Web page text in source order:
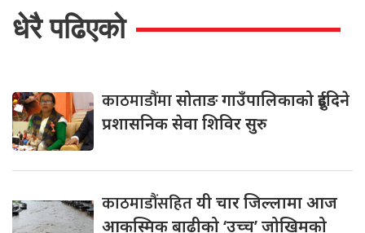
धेरै पढिएको
काठमाडौंमासोताङ गाउँपालिकाको दुईदिने
प्रशासनिक सेवा शिविर सुरु
काठमाडौंसहितयी चार जिल्लामा आज
आकस्मिक बाढीको ‘उच्च’ जोखिमको